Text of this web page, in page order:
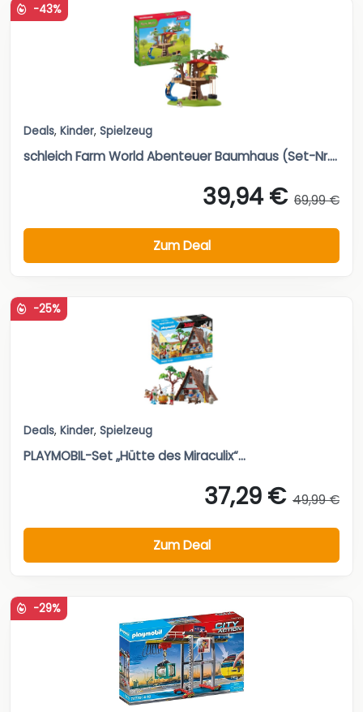
-43%
Deals, Kinder, Spielzeug
schleich Farm World Abenteuer Baumhaus (Set-Nr....
39,94 € 69,99 €
Zum Deal
-25%
Deals, Kinder, Spielzeug
PLAYMOBIL-Set „Hütte des Miraculix“...
37,29 € 49,99 €
Zum Deal
-29%